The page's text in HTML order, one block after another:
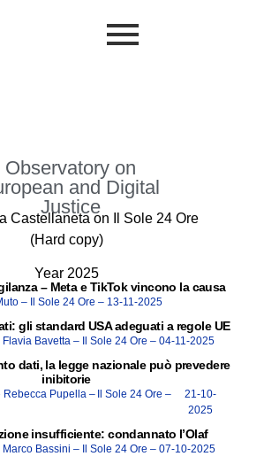
Observatory on
and Digital
Justice
Castellaneta on Il Sole 24 Ore
(Hard copy)
Year 2025
– Meta e TikTok vincono la causa
– Il Sole 24 Ore – 13-11-2025
gli standard USA adeguati a regole UE
Bavetta – Il Sole 24 Ore – 04-11-2025
dati, la legge nazionale può prevedere
inibitorie
Rebecca Pupella – Il Sole 24 Ore –
21-10-
2025
insufficiente: condannato l’Olaf
Bassini – Il Sole 24 Ore – 07-10-2025